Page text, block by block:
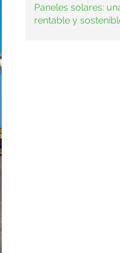
Paneles solares:
rentable y